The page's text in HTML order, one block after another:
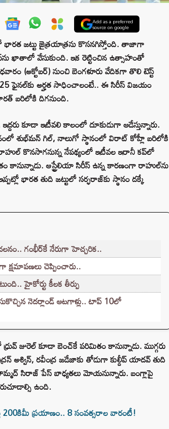
Add as a preferred
source on google
భారత జట్టు జైత్రయాత్రను కొసనగిస్తోంది. తాజాగా
ఖాతాలో వేసుకుంది. ఇక రెట్టించిన ఉత్సాహంతో
(అక్టోబర్) నుంచి బెంగళూరు వేదికగా తొలి టెస్ట్
ఫైనల్‌కు అర్హత సాధించాలంటే.. ఈ సిరీస్ విజయం
బరిలోకి దిగనుంది.
కూడా ఇటీవలి కాలంలో దూకుడుగా ఆడేస్తున్నారు.
శుభ్‌మన్ గిల్, నాలుగో స్థానంలో విరాట్ కోహ్లీ బరిలోకి
కొనసాగనున్న నేపథ్యంలో ఇటీవల ఇరానీ కప్‌లో
ఆస్ట్రేలియా సిరీస్ ఉన్న కారణంగా రాహుల్‌ను
భారత తుది జట్టులో సర్ఫరాజ్‌కు స్థానం దక్కే
గంభీర్‌కే నేరుగా హెచ్చరిక..
క్షమాపణలు చెప్పించారు..
హైకోర్టు కీలక తీర్పు
నెదర్లాండ్ ఆటగాళ్లు.. టాప్ 10లో
జురెల్‌ కూడా బెంచ్‌కే పరిమితం కానున్నాడు. ముగ్గరు
అశ్విన్, రవీంద్ర జడేజాకు తోడుగా కుల్దీప్ యాదవ్ తుది
సిరాజ్ పేస్ బాధ్యతలు మోయనున్నారు. బంగ్లాపై
ఉంది.
200కిమీ ప్రయాణం.. 8 సంవత్సరాల వారంటీ!